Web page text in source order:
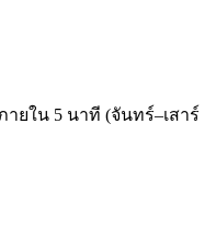
ยใน 5 นาที (จันทร์–เสาร์